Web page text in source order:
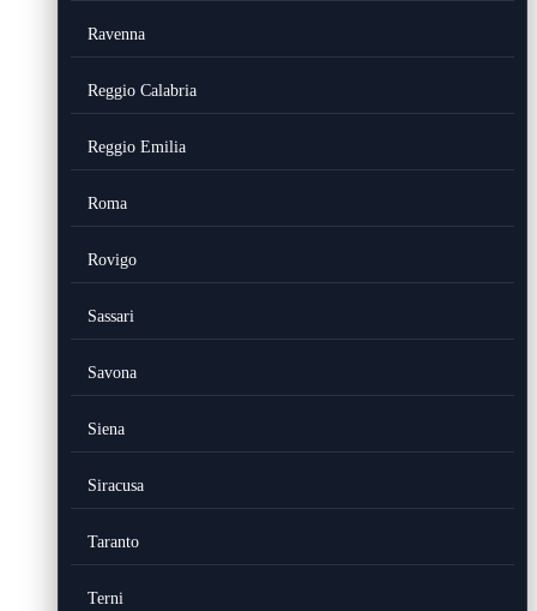
Ravenna
Reggio Calabria
Reggio Emilia
Roma
Rovigo
Sassari
Savona
Siena
Siracusa
Taranto
Terni